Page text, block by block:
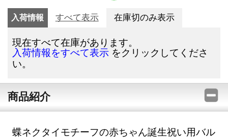
入荷情報 すべて表示 在庫切のみ表示
現在すべて在庫があります。
入荷情報をすべて表示 をクリックしてくださ
い。
商品紹介
蝶ネクタイモチーフの赤ちゃん誕生祝い用バル